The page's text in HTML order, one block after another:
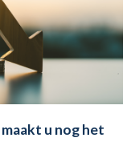
u nog het